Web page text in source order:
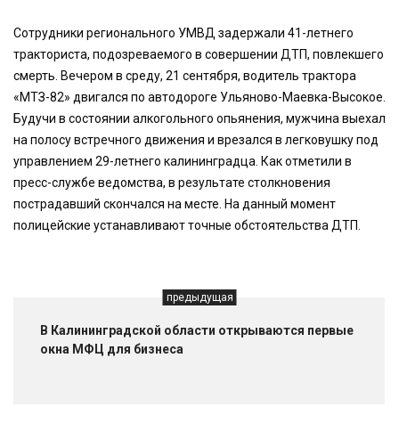
Сотрудники регионального УМВД задержали 41-летнего
тракториста, подозреваемого в совершении ДТП, повлекшего
смерть. Вечером в среду, 21 сентября, водитель трактора
«МТЗ-82» двигался по автодороге Ульяново-Маевка-Высокое.
Будучи в состоянии алкогольного опьянения, мужчина выехал
на полосу встречного движения и врезался в легковушку под
управлением 29-летнего калининградца. Как отметили в
пресс-службе ведомства, в результате столкновения
пострадавший скончался на месте. На данный момент
полицейские устанавливают точные обстоятельства ДТП.
предыдущая
В Калининградской области открываются первые
окна МФЦ для бизнеса